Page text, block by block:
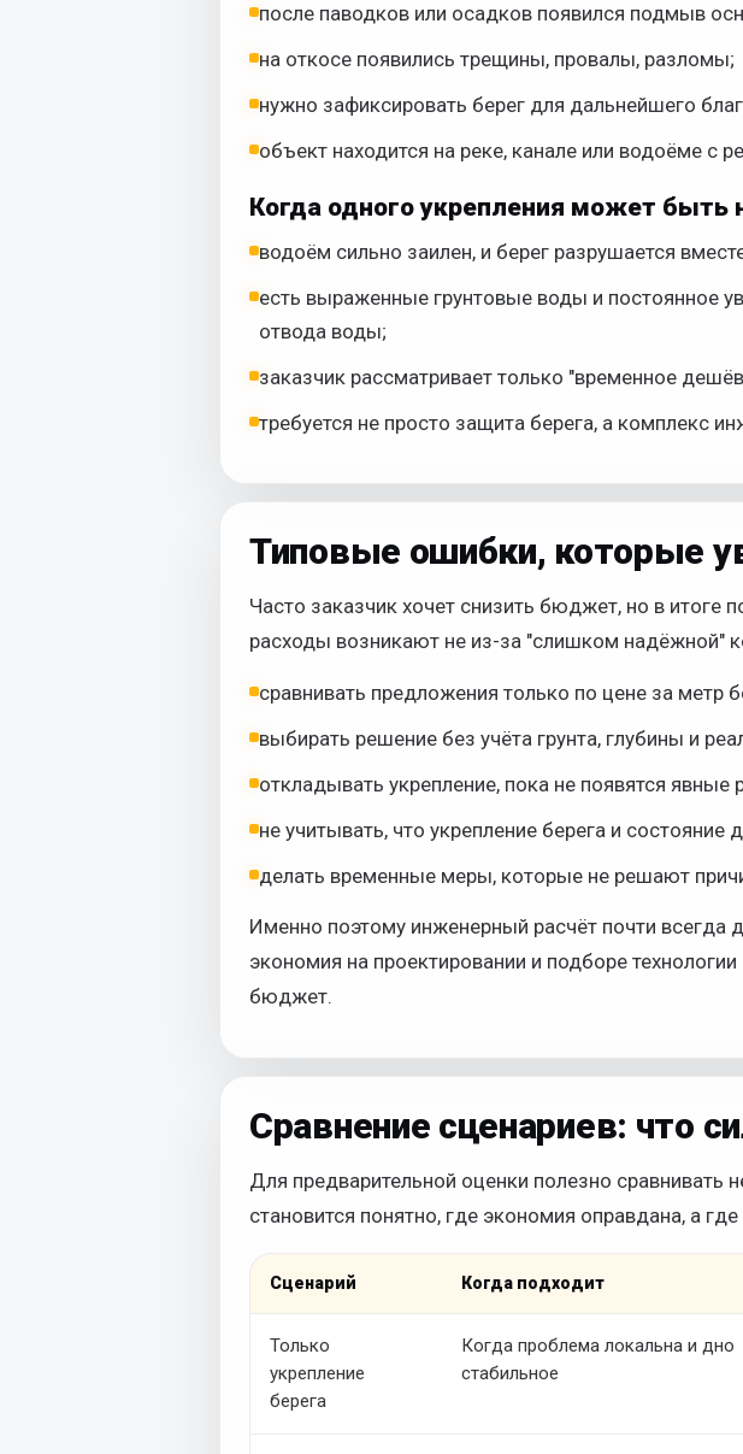
после паводков или осадков появился подмыв
на откосе появились трещины, провалы, разломы;
нужно зафиксировать берег для дальнейшего
объект находится на реке, канале или водоёме с
Когда одного укрепления может быть
водоём сильно заилен, и берег разрушается
есть выраженные грунтовые воды и постоянное
отвода воды;
заказчик рассматривает только "временное
требуется не просто защита берега, а комплекс
Типовые ошибки, которые
Часто заказчик хочет снизить бюджет, но в итоге
расходы возникают не из-за "слишком надёжной"
сравнивать предложения только по цене за метр
выбирать решение без учёта грунта, глубины и
откладывать укрепление, пока не появятся
не учитывать, что укрепление берега и
делать временные меры, которые не решают
Именно поэтому инженерный расчёт почти всегда
экономия на проектировании и подборе
бюджет.
Сравнение сценариев: что
Для предварительной оценки полезно сравнивать
становится понятно, где экономия оправдана, а
Сценарий Когда подходит
Только
укрепление
берега
Когда проблема локальна и дно
стабильное